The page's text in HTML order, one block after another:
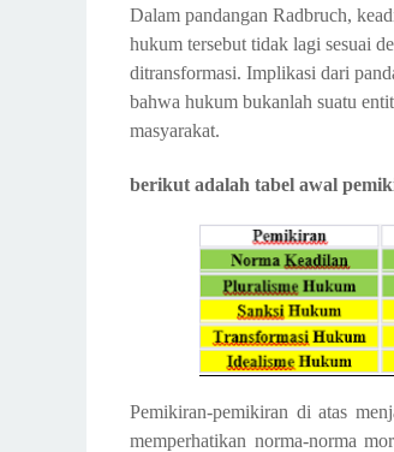
Dalam pandangan Radbruch,
hukum tersebut tidak lagi sesuai
ditransformasi. Implikasi dari
bahwa hukum bukanlah suatu
masyarakat.
berikut adalah tabel awal
Pemikiran-pemikiran di atas
memperhatikan norma-norma